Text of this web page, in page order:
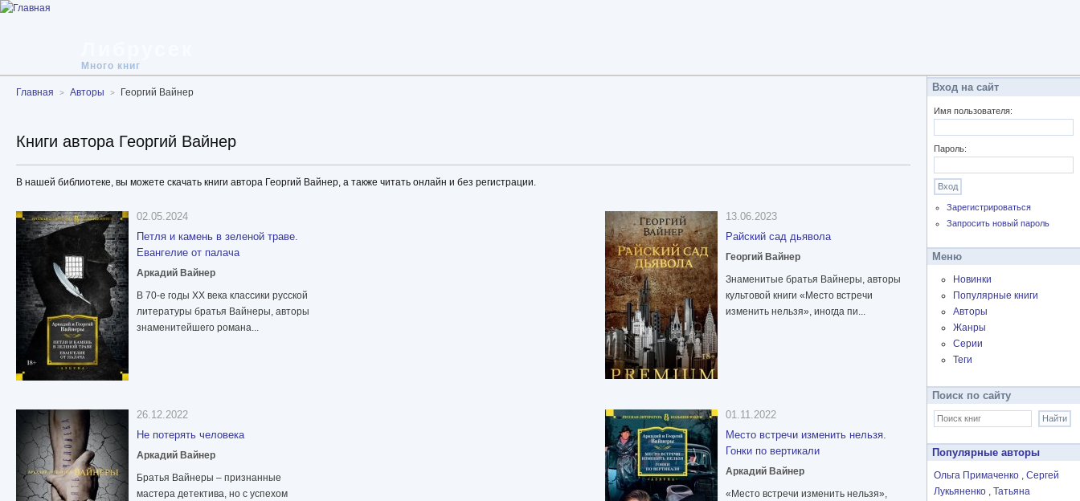
Много книг
Главная Авторы Георгий Вайнер
Книги автора Георгий Вайнер
В нашей библиотеке, вы можете скачать книги автора Георгий Вайнер, а также читать онлайн и без регистрации.
02.05.2024
Петля и камень в зеленой траве.
Евангелие от палача
Аркадий Вайнер
В 70-е годы ХХ века классики русской
литературы братья Вайнеры, авторы
знаменитейшего романа...
13.06.2023
Райский сад дьявола
Георгий Вайнер
Знаменитые братья Вайнеры, авторы
культовой книги «Место встречи
изменить нельзя», иногда пи...
26.12.2022
Не потерять человека
Аркадий Вайнер
Братья Вайнеры – признанные
мастера детектива, но с успехом
01.11.2022
Место встречи изменить нельзя.
Гонки по вертикали
Аркадий Вайнер
«Место встречи изменить нельзя»,
Вход на сайт
Имя пользователя:
Пароль:
Зарегистрироваться
Запросить новый пароль
Меню
Новинки
Популярные книги
Авторы
Жанры
Серии
Теги
Поиск по сайту
Популярные авторы
Ольга Примаченко
Сергей
Лукьяненко
Татьяна